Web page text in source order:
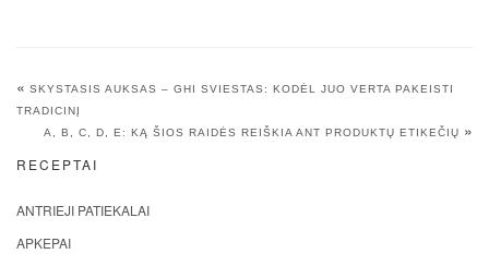
« SKYSTASIS AUKSAS – GHI SVIESTAS: KODĖL JUO VERTA PAKEISTI
TRADICINĮ
A, B, C, D, E: KĄ ŠIOS RAIDĖS REIŠKIA ANT PRODUKTŲ ETIKEČIŲ »
RECEPTAI
ANTRIEJI PATIEKALAI
APKEPAI